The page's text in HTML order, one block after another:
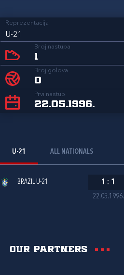
Reprezentacija
U-21
Broj nastupa
1
Broj golova
0
Prvi nastup
22.05.1996.
U-21 ALL NATIONALS
22.05.1996.
BRAZIL U-21 1 : 1
Our partners